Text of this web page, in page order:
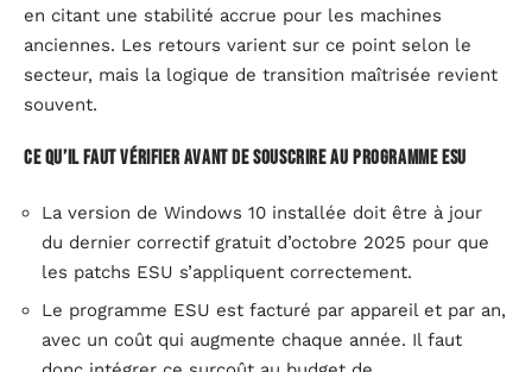
en citant une stabilité accrue pour les machines
anciennes. Les retours varient sur ce point selon le
secteur, mais la logique de transition maîtrisée revient
souvent.
Ce qu’il faut vérifier avant de souscrire au programme ESU
La version de Windows 10 installée doit être à jour
du dernier correctif gratuit d’octobre 2025 pour que
les patchs ESU s’appliquent correctement.
Le programme ESU est facturé par appareil et par an,
avec un coût qui augmente chaque année. Il faut